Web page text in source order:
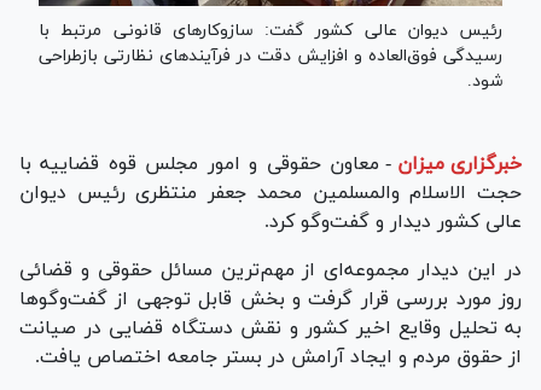
رئیس دیوان عالی کشور گفت: سازوکار‌های قانونی مرتبط با
رسیدگی فوق‌العاده و افزایش دقت در فرآیند‌های نظارتی بازطراحی
شود.
خبرگزاری میزان - معاون حقوقی و امور مجلس قوه قضاییه با
حجت الاسلام والمسلمین محمد جعفر منتظری رئیس دیوان
عالی کشور دیدار و گفت‌و‌گو کرد.
در این دیدار مجموعه‌ای از مهم‌ترین مسائل حقوقی و قضائی
روز مورد بررسی قرار گرفت و بخش قابل توجهی از گفت‌و‌گو‌ها
به تحلیل وقایع اخیر کشور و نقش دستگاه قضایی در صیانت
از حقوق مردم و ایجاد آرامش در بستر جامعه اختصاص یافت.